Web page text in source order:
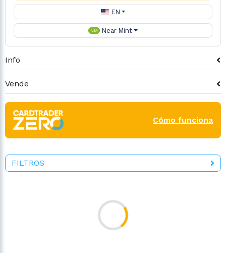
EN
NM Near Mint
Info
Vende
Cómo funciona
FILTROS